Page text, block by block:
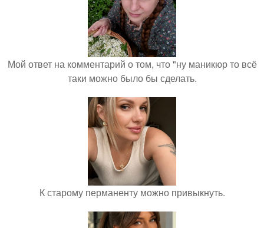
Мой ответ на комментарий о том, что "ну маникюр то всё
таки можно было бы сделать.
К старому перманенту можно привыкнуть.